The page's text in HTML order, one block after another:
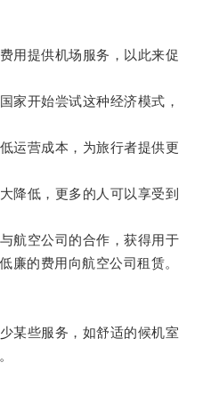
提供机场服务，以此来促
开始尝试这种经济模式，
营成本，为旅行者提供更
低，更多的人可以享受到
空公司的合作，获得用于
廉的费用向航空公司租赁。
些服务，如舒适的候机室